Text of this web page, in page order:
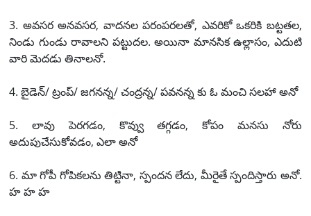
3. అవసర అనవసర, వాదనల పరంపరలతో, ఎవరికో ఒకరికి బట్టతల,
నిండు గుండు రావాలని పట్టుదల. అయినా మానసిక ఉల్లాసం, ఎదుటి
వారి మెదడు తినాలనో.
4. బైడెన్/ ట్రంప్/ జగనన్న/ చంద్రన్న/ పవనన్న కు ఓ మంచి సలహా అనో
5. లావు పెరగడం, కొవ్వు తగ్గడం, కోపం మనసు నోరు
అదుపుచేసుకోవడం, ఎలా అనో
6. మా గోపీ గోపికలను తిట్టినా, స్పందన లేదు, మీరైతే స్పందిస్తారు అనో.
హ హ హ